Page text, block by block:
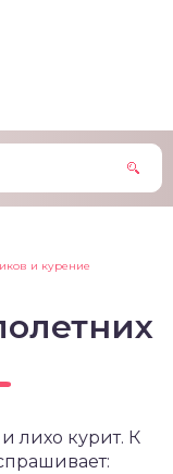
и курение
лихо курит. К